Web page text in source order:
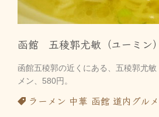
函館 五稜郭尤敏（ユーミン
函館五稜郭の近くにある、五稜郭尤
メン、580円。
ラーメン 中華 函館 道内グルメ